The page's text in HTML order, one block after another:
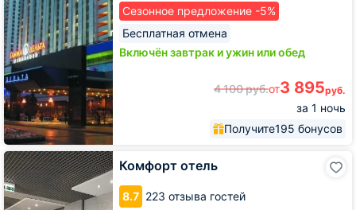
Сезонное предложение -5%
Бесплатная отмена
Включён завтрак и ужин или обед
4 100руб.от3 895руб.
за 1 ночь
Получите195 бонусов
Комфорт отель
8.7 223 отзыва гостей
Комфорт
отель